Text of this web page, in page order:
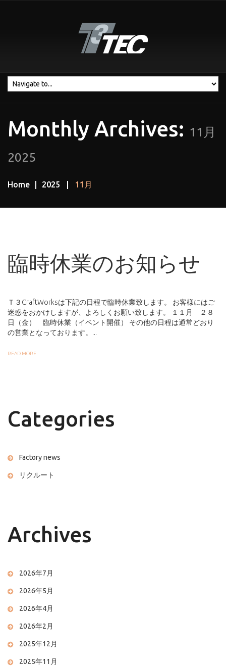
Monthly Archives: 11月
2025
Home 2025 11月
臨時休業のお知らせ
Ｔ３CraftWorksは下記の日程で臨時休業致します。 お客様にはご
迷惑をおかけしますが、よろしくお願い致します。 １１月 ２８
日（金） 臨時休業（イベント開催） その他の日程は通常どおり
の営業となっております。...
READ MORE
Categories
Factory news
リクルート
Archives
2026年7月
2026年5月
2026年4月
2026年2月
2025年12月
2025年11月